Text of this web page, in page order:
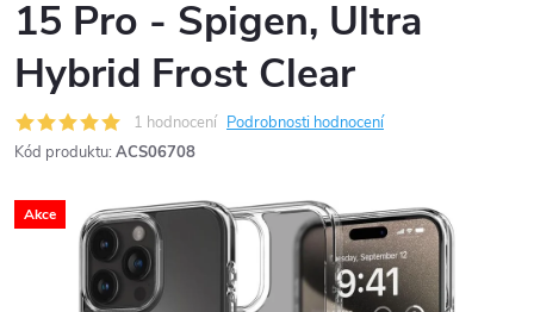
15 Pro - Spigen, Ultra
Hybrid Frost Clear
1 hodnocení Podrobnosti hodnocení
Kód produktu: ACS06708
Akce